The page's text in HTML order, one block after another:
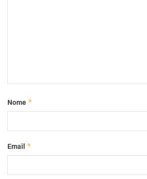
Nome *
Email *